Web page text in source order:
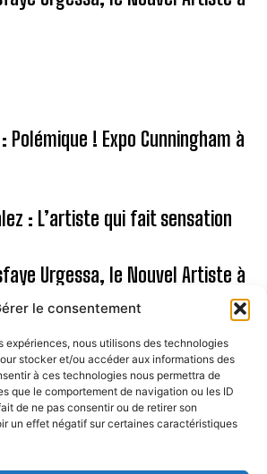
le consentement
expériences, nous utilisons des technologies
stocker et/ou accéder aux informations des
à ces technologies nous permettra de
que le comportement de navigation ou les ID
de ne pas consentir ou de retirer son
un effet négatif sur certaines caractéristiques
Polémique ! Expo Cunningham à
: L’artiste qui fait sensation
Urgessa, le Nouvel Artiste à